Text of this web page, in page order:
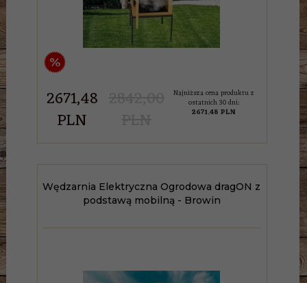
%
2671,48
PLN
Najniższa cena produktu z
ostatnich 30 dni:
2671.48 PLN
Wędzarnia Elektryczna Ogrodowa dragON z
podstawą mobilną - Browin